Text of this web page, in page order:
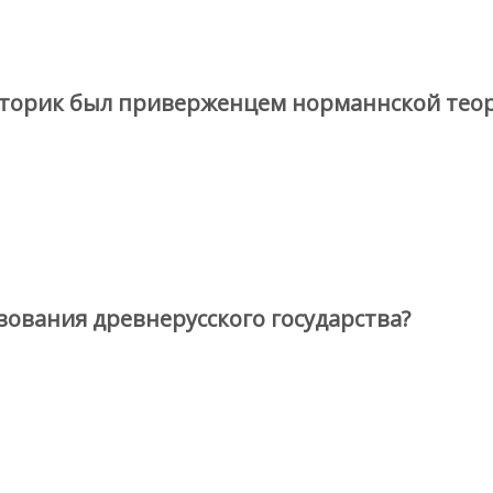
был приверженцем норманнской
древнерусского государства?